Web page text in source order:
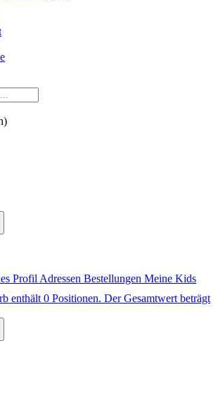
Profil Adressen Bestellungen Meine Kids
enthält 0 Positionen. Der Gesamtwert beträgt